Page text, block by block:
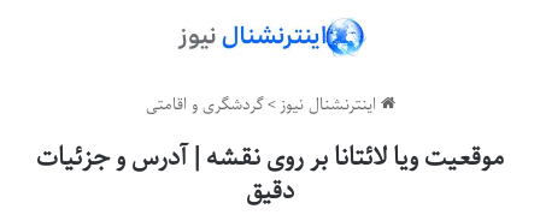
اینترنشنال نیوز>گردشگری و اقامتی
موقعیت ویا لائتانا بر روی نقشه | آدرس و جزئیات
دقیق